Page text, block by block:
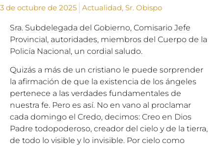
3 de octubre de 2025 Actualidad, Sr. Obispo
Sra. Subdelegada del Gobierno, Comisario Jefe
Provincial, autoridades, miembros del Cuerpo de la
Policía Nacional, un cordial saludo.
Quizás a más de un cristiano le puede sorprender
la afirmación de que la existencia de los ángeles
pertenece a las verdades fundamentales de
nuestra fe. Pero es así. No en vano al proclamar
cada domingo el Credo, decimos: Creo en Dios
Padre todopoderoso, creador del cielo y de la tierra,
de todo lo visible y lo invisible. Por cielo como